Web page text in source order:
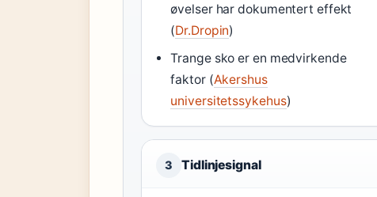
øvelser har dokumentert effekt
(Dr.Dropin)
Trange sko er en medvirkende
faktor (Akershus
universitetssykehus)
3 Tidlinjesignal